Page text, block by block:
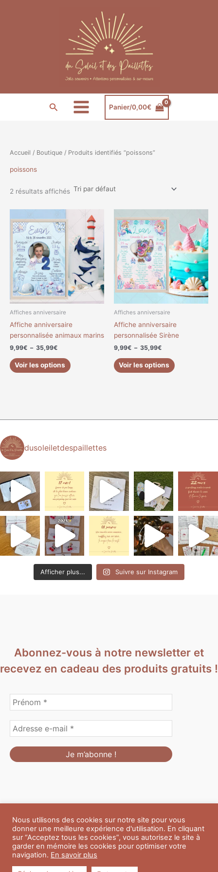
Rechercher Panier/0,00€
Accueil / Boutique / Produits identifiés “poissons”
poissons
2 résultats affichés
Affiches anniversaire
Affiche anniversaire
personnalisée animaux marins
9,99€ – 35,99€
de
prix :
à
35,99€
Voir les options
produit
plusieurs
variations.
Les
options
peuvent
produit
Affiches anniversaire
Affiche anniversaire
personnalisée Sirène
9,99€ – 35,99€
de
prix :
9,99€
à
35,99€
Voir les options
produit
plusieurs
variations.
Les
options
peuvent
être
produit
dusoleiletdespaillettes
Afficher plus... Suivre sur Instagram
Abonnez-vous à notre newsletter et
recevez en cadeau des produits gratuits !
Formulaire de personnalisation Contact
Boutique
Blog
CGV
Mentions Légales
Politique de confidentialité
A propos
Copyright © 2026 Du Soleil et des Paillettes
Nous utilisons des cookies sur notre site pour vous
donner une meilleure expérience d'utilisation. En cliquant
sur “Acceptez tous les cookies”, vous autorisez le site à
garder en mémoire les cookies pour optimiser votre
navigation. En savoir plus